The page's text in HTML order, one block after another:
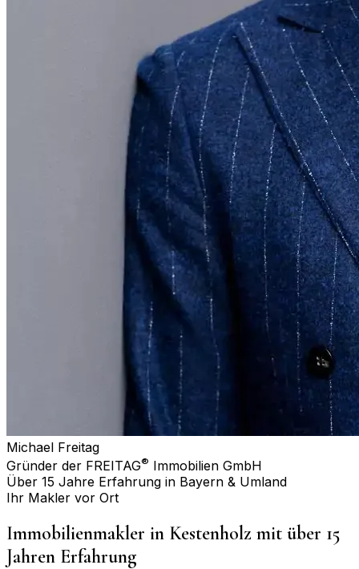
Michael Freitag
Gründer der FREITAG® Immobilien GmbH
Über 15 Jahre Erfahrung in Bayern & Umland
Ihr Makler vor Ort
Immobilienmakler in Kestenholz mit über 15
Jahren Erfahrung